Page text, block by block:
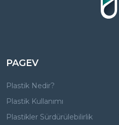
PAGEV
Plastik Nedir?
Plastik Kullanımı
Plastikler Sürdürülebilirlik